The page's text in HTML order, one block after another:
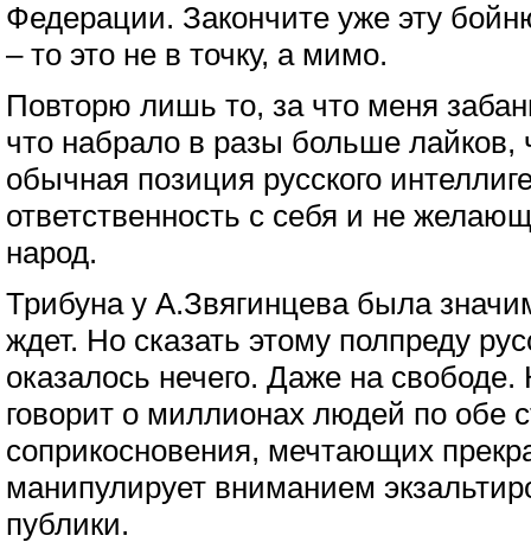
Федерации. Закончите уже эту
– то это не в точку, а мимо.
Повторю лишь то, за что меня
что набрало в разы больше лайков,
обычная позиция русского
ответственность с себя и не
народ.
Трибуна у А.Звягинцева была
ждет. Но сказать этому полпреду
оказалось нечего. Даже на свободе.
говорит о миллионах людей по обе
соприкосновения, мечтающих
манипулирует вниманием
публики.